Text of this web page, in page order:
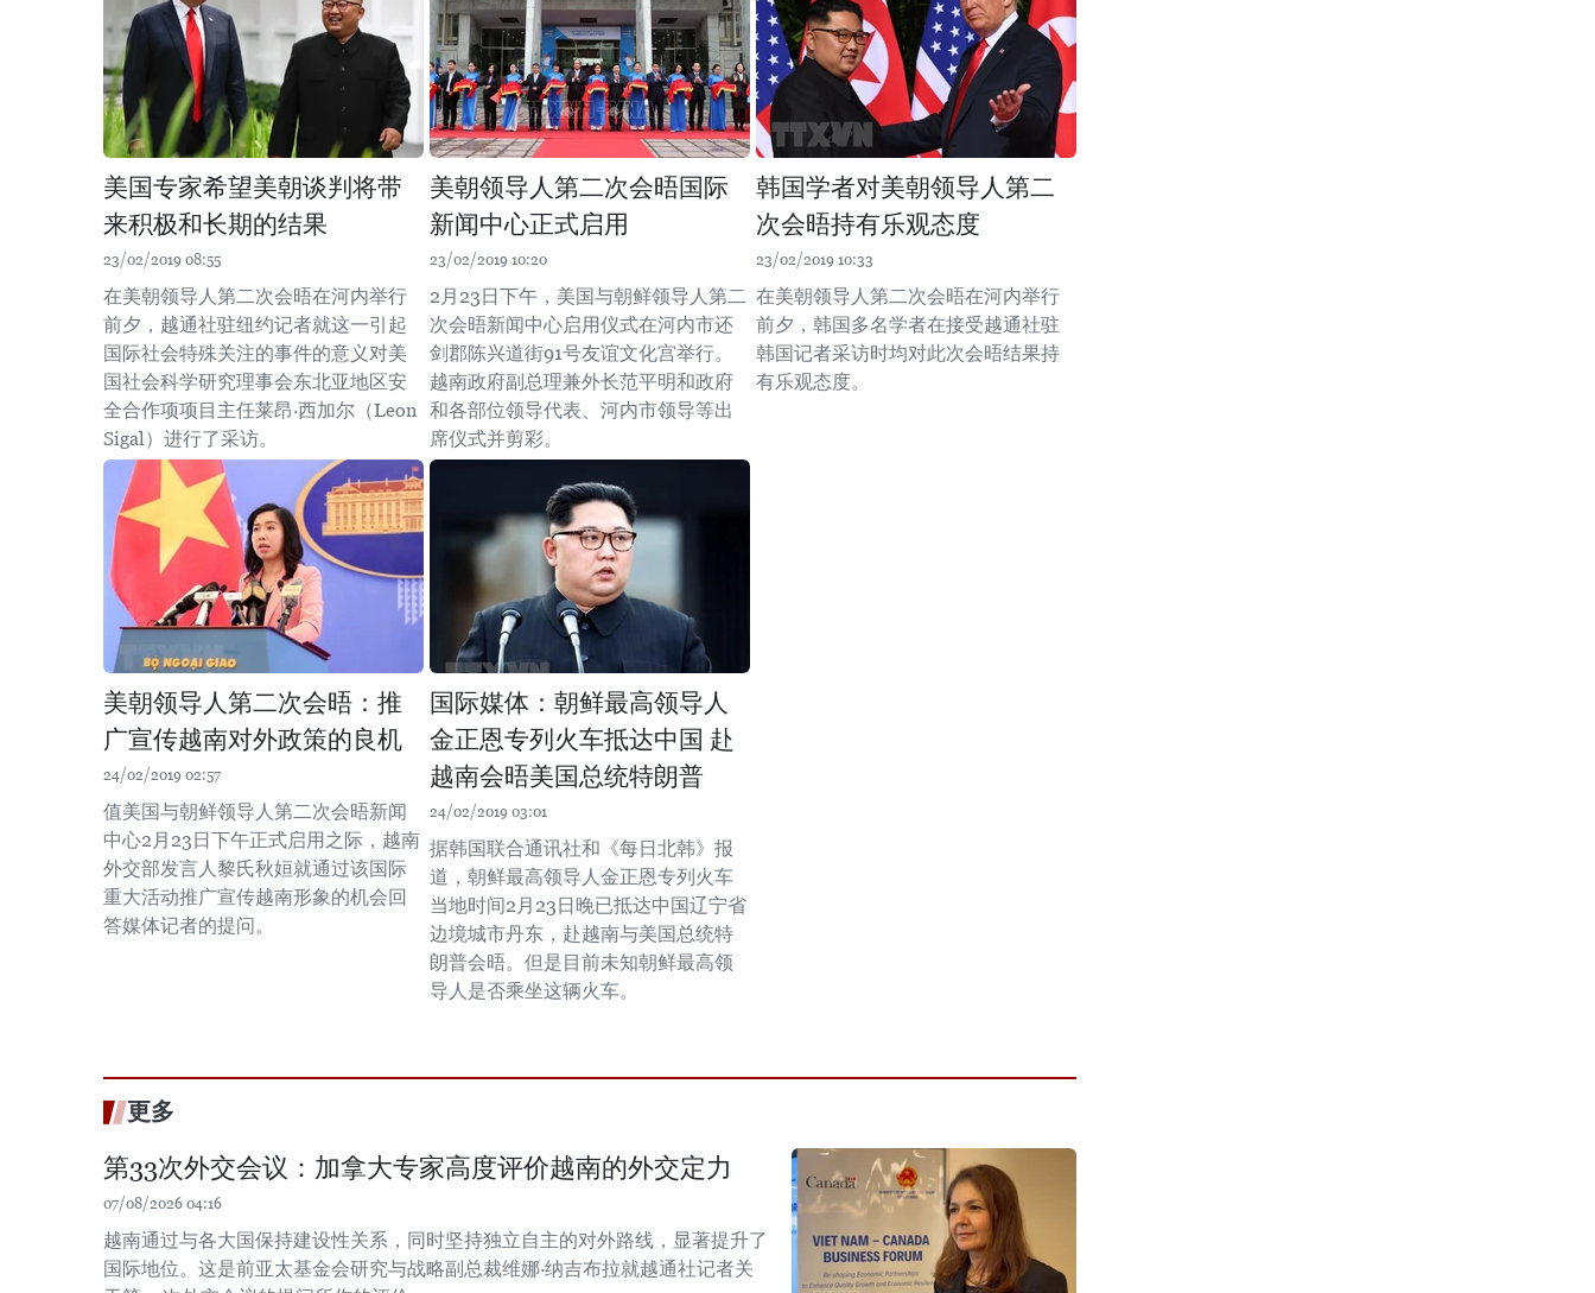
美国专家希望美朝谈判将带
来积极和长期的结果
23/02/2019 08:55
在美朝领导人第二次会晤在河内举行
前夕，越通社驻纽约记者就这一引起
国际社会特殊关注的事件的意义对美
国社会科学研究理事会东北亚地区安
全合作项项目主任莱昂·西加尔（Leon
Sigal）进行了采访。
美朝领导人第二次会晤国际
新闻中心正式启用
23/02/2019 10:20
2月23日下午，美国与朝鲜领导人第二
次会晤新闻中心启用仪式在河内市还
剑郡陈兴道街91号友谊文化宫举行。
越南政府副总理兼外长范平明和政府
和各部位领导代表、河内市领导等出
席仪式并剪彩。
韩国学者对美朝领导人第二
次会晤持有乐观态度
23/02/2019 10:33
在美朝领导人第二次会晤在河内举行
前夕，韩国多名学者在接受越通社驻
韩国记者采访时均对此次会晤结果持
有乐观态度。
美朝领导人第二次会晤：推
广宣传越南对外政策的良机
24/02/2019 02:57
值美国与朝鲜领导人第二次会晤新闻
中心2月23日下午正式启用之际，越南
外交部发言人黎氏秋姮就通过该国际
重大活动推广宣传越南形象的机会回
答媒体记者的提问。
国际媒体：朝鲜最高领导人
金正恩专列火车抵达中国 赴
越南会晤美国总统特朗普
24/02/2019 03:01
据韩国联合通讯社和《每日北韩》报
道，朝鲜最高领导人金正恩专列火车
当地时间2月23日晚已抵达中国辽宁省
边境城市丹东，赴越南与美国总统特
朗普会晤。但是目前未知朝鲜最高领
导人是否乘坐这辆火车。
更多
第33次外交会议：加拿大专家高度评价越南的外交定力
07/08/2026 04:16
越南通过与各大国保持建设性关系，同时坚持独立自主的对外路线，显著提升了
国际地位。这是前亚太基金会研究与战略副总裁维娜·纳吉布拉就越通社记者关